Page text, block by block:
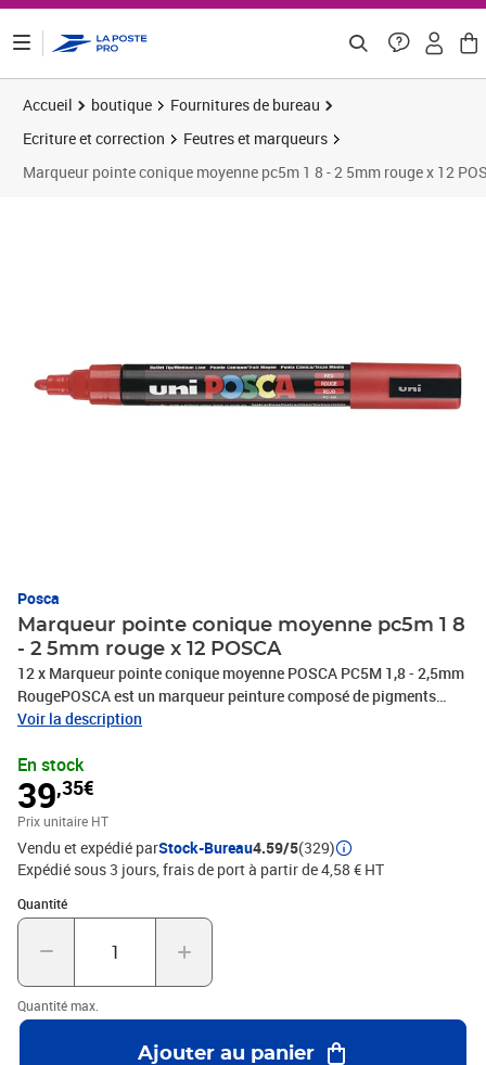
Accueil boutique
Fournitures de bureau
Ecriture et correction
Feutres et marqueurs
Marqueur pointe conique moyenne pc5m 1 8 - 2 5mm rouge x 12
Posca
Marqueur pointe conique moyenne pc5m 1 8
- 2 5mm rouge x 12 POSCA
12 x Marqueur pointe conique moyenne POSCA PC5M 1,8 - 2,5mm
RougePOSCA est un marqueur peinture composé de pigments
inaltérables et d'eau, conçu pour marquer, tracer, écrire, dessiner
l'acrylique est couvrante, opaque et d'aspect mat.Sans alcool,
sans solvant, elle est inodore, sèche rapidement et ne traverse pas
le papierPOSCA est un marqueur tout support, permanent sur
presque toutes les surfaces, il est effaçable sur les surfaces lisses
telles que le verreLes couleurs POSCA sont resistantes, miscibles
et aquarellables avant séchage et superposables une fois
sèchePlus de 40 couleurs disponibles, PHOTOS NON
CONTRACTUELLES
Voir la description
En stock
39,35€
Prix unitaire HT
Vendu et expédié parStock-Bureau4.59/5(329)
Expédié sous 3 jours, frais de port à partir de 4,58 € HT
Quantité
Quantité : 1
Quantité max.
Ajouter au panier